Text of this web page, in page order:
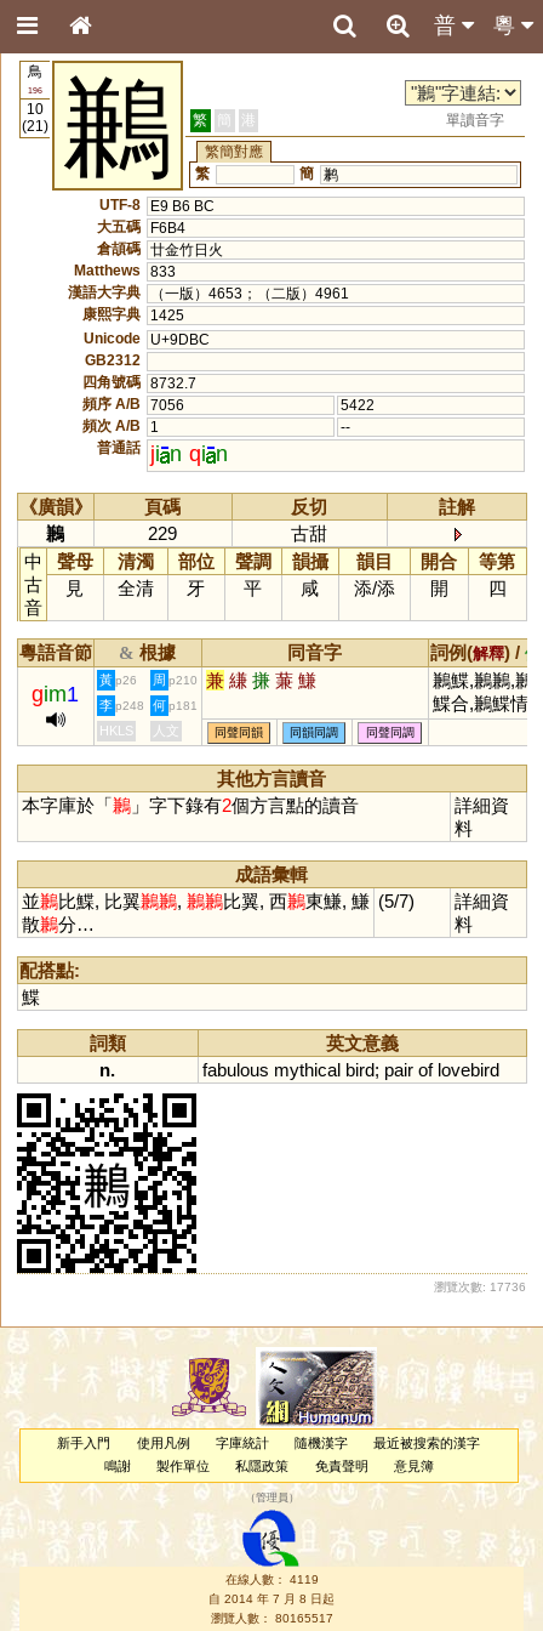
粵
普
鳥
196
10
(21)
鶼 繁 簡 港
單讀音字
繁簡對應
繁
簡 鹣
UTF-8
E9 B6 BC
大五碼
F6B4
倉頡碼 廿金竹日火
Matthews
833
漢語大字典
（一版）4653；（二版）4961
康熙字典
1425
Unicode
U+9DBC
GB2312
四角號碼 8732.7
頻序 A/B
7056
5422
頻次 A/B
1
--
普通話
ji n qi n
《廣韻》 頁碼 反切
註解
鶼
229
古甜
中
古
音
聲母 清濁 部位 聲調 韻攝 韻目 開合
等第
見
全清 牙 平 咸 添/添 開 四
粵語音節 & 根據 同音字 詞例(解釋) /
gim1
黃 p26 周 p210 兼 縑 搛 蒹 鰜
鶼鰈,鶼鶼,鶼
鰈合,鶼鰈情
李 p248 何 p181
HKLS 人文 同聲同韻 同韻同調 同聲同調
其他方言讀音
本字庫於「鶼」字下錄有2個方言點的讀音
詳細資
料
成語彙輯
並鶼比鰈, 比翼鶼鶼, 鶼鶼比翼, 西鶼東鰜, 鰜
散鶼分…
(5/7)
詳細資
料
配搭點:
鰈
詞類
英文意義
n.
fabulous mythical bird; pair of lovebird
瀏覽次數: 17736
新手入門 使用凡例 字庫統計 隨機漢字
最近被搜索的漢字
鳴謝
製作單位 私隱政策 免責聲明 意見簿
（管理員 ）
在線人數： 4119
自 2014 年 7 月 8 日起
瀏覽人數： 80165517